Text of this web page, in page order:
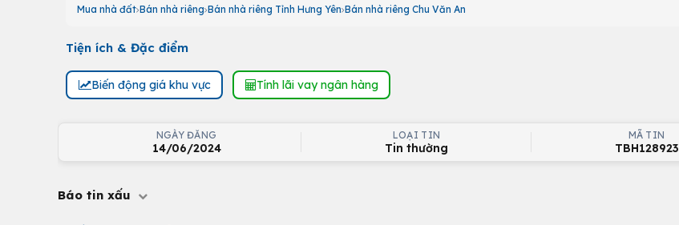
Mua nhà đất Bán nhà riêng Bán nhà riêng Tỉnh Hưng Yên Bán nhà riêng Chu Văn An
Tiện ích & Đặc điểm
Biến động giá khu vực Tính lãi vay ngân hàng
NGÀY ĐĂNG
14/06/2024
LOẠI TIN
Tin thường
MÃ TIN
TBH128923
Báo tin xấu